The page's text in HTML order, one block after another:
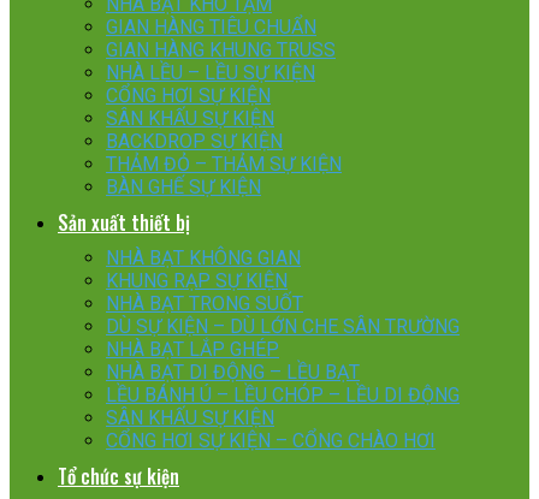
GIAN HÀNG TIÊU CHUẨN
GIAN HÀNG KHUNG TRUSS
NHÀ LỀU – LỀU SỰ KIỆN
CỔNG HƠI SỰ KIỆN
SÂN KHẤU SỰ KIỆN
BACKDROP SỰ KIỆN
THẢM ĐỎ – THẢM SỰ KIỆN
BÀN GHẾ SỰ KIỆN
Sản xuất thiết bị
NHÀ BẠT KHÔNG GIAN
KHUNG RẠP SỰ KIỆN
NHÀ BẠT TRONG SUỐT
DÙ SỰ KIỆN – DÙ LỚN CHE SÂN TRƯỜNG
NHÀ BẠT LẮP GHÉP
NHÀ BẠT DI ĐỘNG – LỀU BẠT
LỀU BÁNH Ú – LỀU CHÓP – LỀU DI ĐỘNG
SÂN KHẤU SỰ KIỆN
CỔNG HƠI SỰ KIỆN – CỔNG CHÀO HƠI
Tổ chức sự kiện